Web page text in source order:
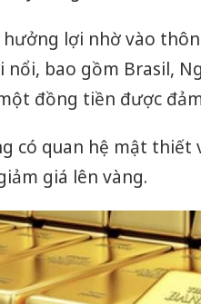
lợi nhờ vào
nổi, bao gồm Brasil,
đồng tiền được
có quan hệ mật thiết
giá lên vàng.